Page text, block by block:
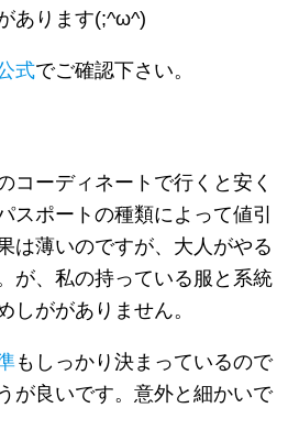
あります(;^ω^)
式でご確認下さい。
コーディネートで行くと安く
スポートの種類によって値引
は薄いのですが、大人がやる
が、私の持っている服と系統
しががありません。
もしっかり決まっているので
が良いです。意外と細かいで